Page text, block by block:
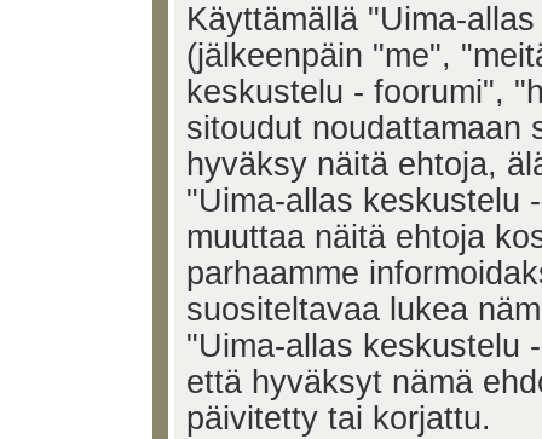
Käyttämällä "Uima-
(jälkeenpäin "me",
keskustelu - foorumi",
sitoudut noudattamaan
hyväksy näitä ehtoja,
"Uima-allas keskustelu
muuttaa näitä ehtoja
parhaamme
suositeltavaa lukea
"Uima-allas keskustelu
että hyväksyt nämä
päivitetty tai korjattu.